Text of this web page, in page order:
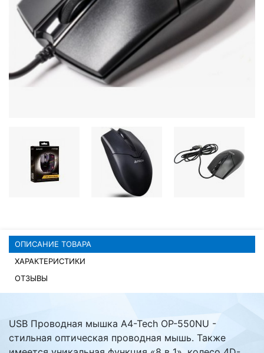
Наушники
Сетевое оборудование
Системы охлаждения
Видеоконференцсвязь
Компьютеры Fujitsu
Комплектующие ПК
ОПИСАНИЕ ТОВАРА
ХАРАКТЕРИСТИКИ
ОТЗЫВЫ
USB Проводная мышка A4-Tech OP-550NU -
стильная оптическая проводная мышь. Также